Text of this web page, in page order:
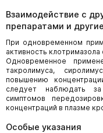
Взаимодействие с
препаратами и
При одновременном
активность клотримазола
Одновременное
такролимуса,
повышению
следует наблюдать
симптомов
концентраций в плазме
Особые указания